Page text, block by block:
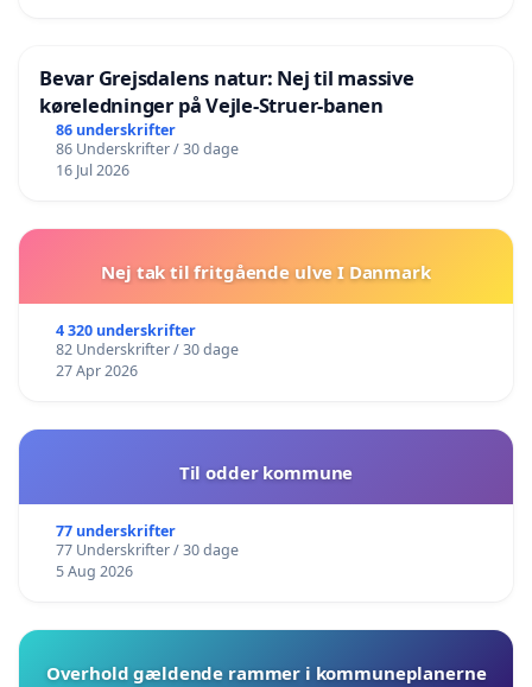
Bevar Grejsdalens natur: Nej til massive
køreledninger på Vejle-Struer-banen
86 underskrifter
86 Underskrifter / 30 dage
16 Jul 2026
Nej tak til fritgående ulve I Danmark
4 320 underskrifter
82 Underskrifter / 30 dage
27 Apr 2026
Til odder kommune
77 underskrifter
77 Underskrifter / 30 dage
5 Aug 2026
Overhold gældende rammer i kommuneplanerne